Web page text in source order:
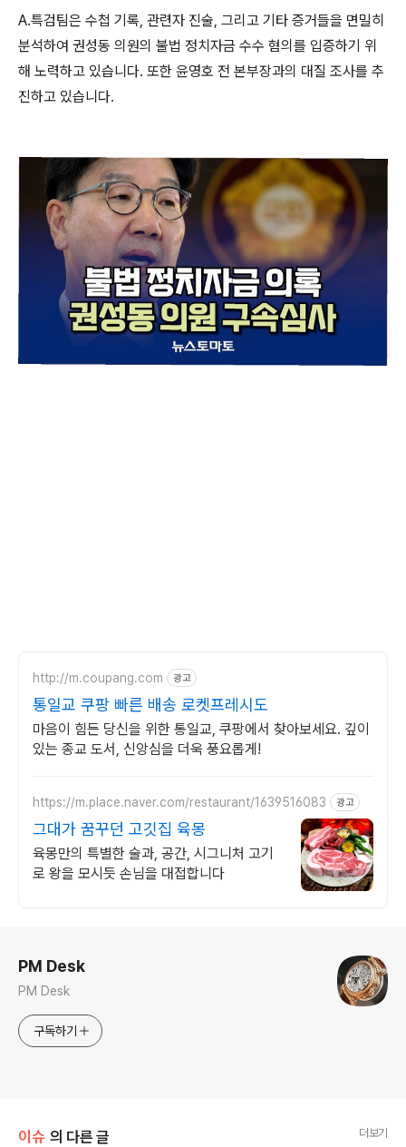
A.특검팀은 수첩 기록, 관련자 진술, 그리고 기타 증거들을 면밀히
분석하여 권성동 의원의 불법 정치자금 수수 혐의를 입증하기 위
해 노력하고 있습니다. 또한 윤영호 전 본부장과의 대질 조사를 추
진하고 있습니다.
http://m.coupang.com 광고
통일교 쿠팡 빠른 배송 로켓프레시도
마음이 힘든 당신을 위한 통일교, 쿠팡에서 찾아보세요. 깊이
있는 종교 도서, 신앙심을 더욱 풍요롭게!
https://m.place.naver.com/restaurant/1639516083 광고
그대가 꿈꾸던 고깃집 육몽
육몽만의 특별한 술과, 공간, 시그니처 고기
로 왕을 모시듯 손님을 대접합니다
PM Desk
PM Desk
구독하기
이슈 의 다른 글 더보기